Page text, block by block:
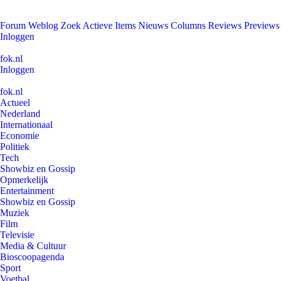
Forum Weblog Zoek Actieve Items Nieuws Columns Reviews Previews
Inloggen
fok.nl
Inloggen
fok.nl
Actueel
Nederland
Internationaal
Economie
Politiek
Tech
Showbiz en Gossip
Opmerkelijk
Entertainment
Showbiz en Gossip
Muziek
Film
Televisie
Media & Cultuur
Bioscoopagenda
Sport
Voetbal